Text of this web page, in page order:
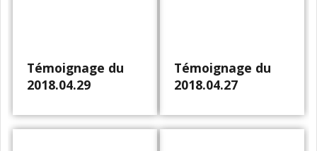
Témoignage du
2018.04.29
Témoignage du
2018.04.27